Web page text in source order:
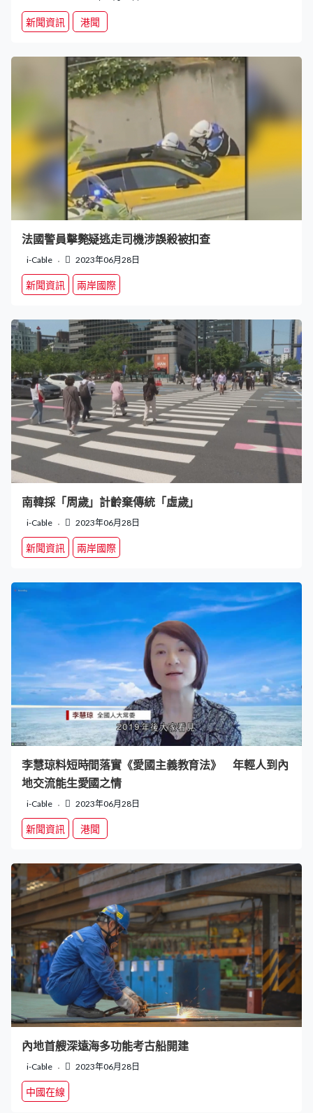
新聞資訊 港聞
法國警員擊斃疑逃走司機涉誤殺被扣查
i-Cable 2023年06月28日
新聞資訊 兩岸國際
南韓採「周歲」計齡棄傳統「虛歲」
i-Cable 2023年06月28日
新聞資訊 兩岸國際
李慧琼料短時間落實《愛國主義教育法》 年輕人到內
地交流能生愛國之情
i-Cable 2023年06月28日
新聞資訊 港聞
內地首艘深遠海多功能考古船開建
i-Cable 2023年06月28日
中國在線